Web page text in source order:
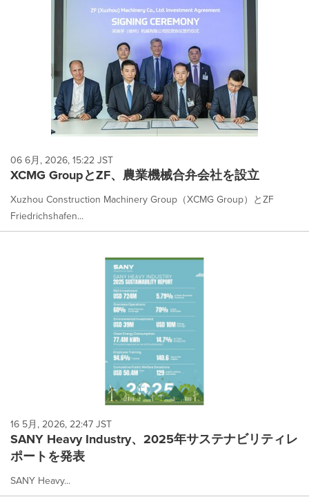
06 6月, 2026, 15:22 JST
XCMG GroupとZF、農業機械合弁会社を設立
Xuzhou Construction Machinery Group（XCMG Group）とZF
Friedrichshafen...
16 5月, 2026, 22:47 JST
SANY Heavy Industry、2025年サステナビリティレ
ポートを発表
SANY Heavy...